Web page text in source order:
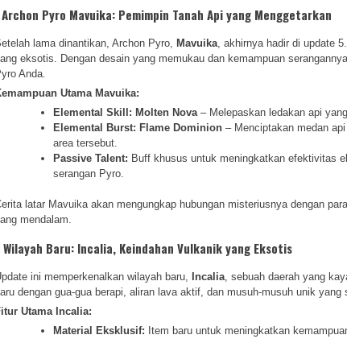
Archon Pyro Mavuika: Pemimpin Tanah Api yang Menggetarkan
lama dinantikan, Archon Pyro, Mavuika , akhirnya hadir di update
eksotis. Dengan desain yang memukau dan kemampuan
Anda.
Utama Mavuika:
Elemental Skill: Molten Nova– Melepaskan ledakan api
Elemental Burst: Flame Dominion – Menciptakan medan
area tersebut.
Passive Talent: Buff khusus untuk meningkatkan efektivitas
serangan Pyro.
latar Mavuika akan mengungkap hubungan misteriusnya dengan
mendalam.
Wilayah Baru: Incalia, Keindahan Vulkanik yang Eksotis
ini memperkenalkan wilayah baru, Incalia, sebuah daerah yang
dengan gua-gua berapi, aliran lava aktif, dan musuh-musuh unik yang
Utama Incalia:
Material Eksklusif: Item baru untuk meningkatkan